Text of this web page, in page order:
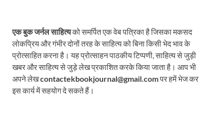
एक बुक जर्नल साहित्यको समर्पित एक वेब पत्रिका है जिसका मकसद
लोकप्रिय और गंभीर दोनों तरह के साहित्य को बिना किसी भेद भाव के
प्रोत्साहित करना है। यह प्रोत्साहन पाठकीय टिप्पणी, साहित्य से जुड़ी
खबर और साहित्य से जुड़े लेख प्रकाशित करके किया जाता है। आप भी
अपने लेखcontactekbookjournal@gmail.comपर हमें भेज कर
इस कार्य में सहयोग दे सकते हैं।